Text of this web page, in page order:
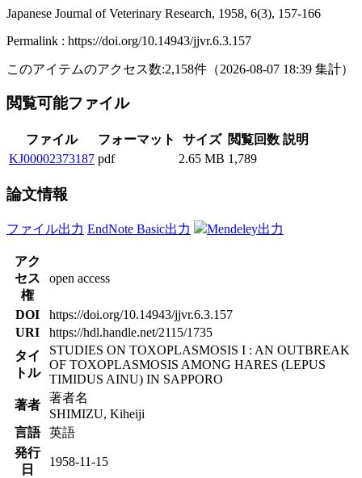
Japanese Journal of Veterinary Research, 1958, 6(3), 157-166
Permalink : https://doi.org/10.14943/jjvr.6.3.157
このアイテムのアクセス数:2,158件 （2026-08-07 18:39 集計）
閲覧可能ファイル
ファイル フォーマット サイズ 閲覧回数 説明
KJ00002373187 pdf 2.65 MB 1,789
論文情報
ファイル出力 EndNote Basic出力 Mendeley出力
アク
セス
権
open access
DOI
https://doi.org/10.14943/jjvr.6.3.157
URI
https://hdl.handle.net/2115/1735
タイ
トル
STUDIES ON TOXOPLASMOSIS I : AN OUTBREAK
OF TOXOPLASMOSIS AMONG HARES (LEPUS
TIMIDUS AINU) IN SAPPORO
著者
著者名
SHIMIZU, Kiheiji
言語
英語
発行
日
1958-11-15